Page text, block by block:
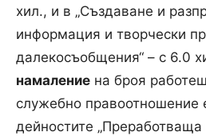
хил., и в „Създаване и
информация и творчески
далекосъобщения“ – с 6.0
намаление на броя
служебно правоотношение
дейностите